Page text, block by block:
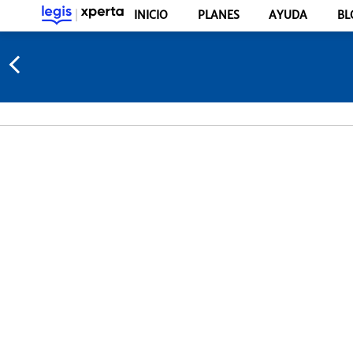
INICIO PLANES AYUDA